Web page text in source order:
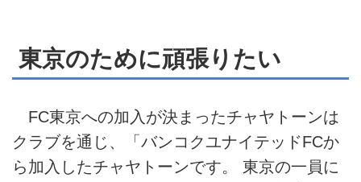
東京のために頑張りたい
FC東京への加入が決まったチャヤトーンは
クラブを通じ、「バンコクユナイテッドFCか
ら加入したチャヤトーンです。 東京の一員に